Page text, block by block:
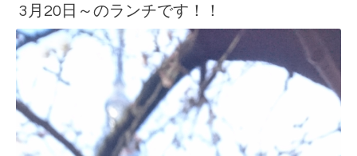
3月20日～のランチです！！